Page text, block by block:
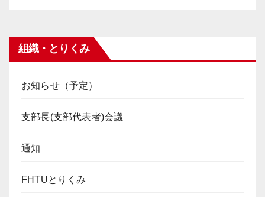
組織・とりくみ
お知らせ（予定）
支部長(支部代表者)会議
通知
FHTUとりくみ